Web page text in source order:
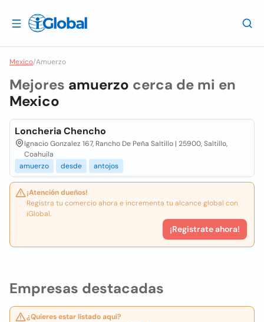
Mexico/Amuerzo
Empresas destacadas
¿Quieres estar listado aquí?
Mejores amuerzo cerca de mi en
Mexico
Loncheria Chencho
Ignacio Gonzalez 167, Rancho De Peña Saltillo | 25900, Saltillo,
Coahuila
amuerzo
desde antojos
¡Atención dueños!
Registra tu comercio ahora e incrementa tu alcance global con
iGlobal.
¡Registrate ahora!